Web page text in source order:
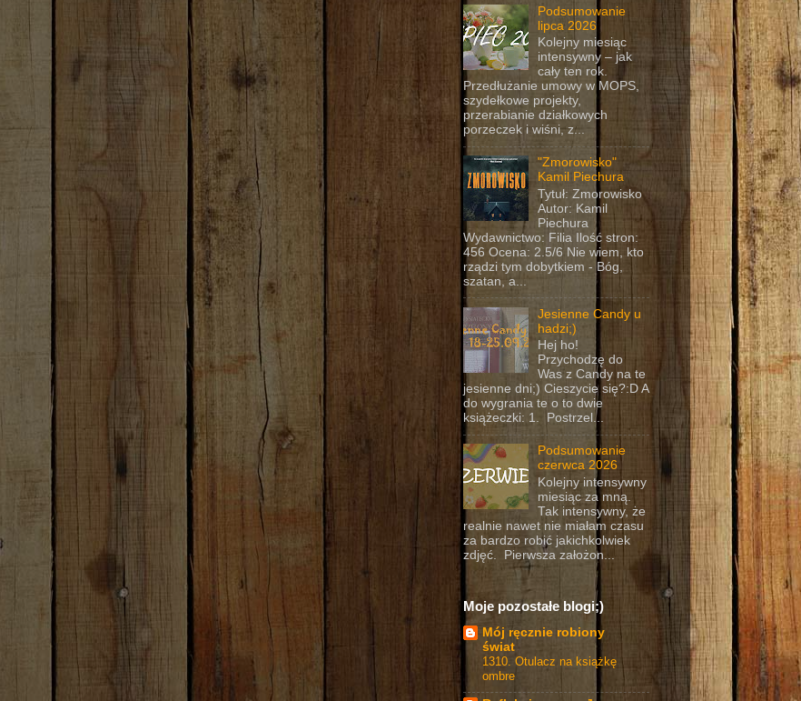
Podsumowanie
lipca 2026
Kolejny miesiąc
intensywny – jak
cały ten rok.
Przedłużanie umowy w MOPS,
szydełkowe projekty,
przerabianie działkowych
porzeczek i wiśni, z...
"Zmorowisko"
Kamil Piechura
Tytuł: Zmorowisko
Autor: Kamil
Piechura
Wydawnictwo: Filia Ilość stron:
456 Ocena: 2.5/6 Nie wiem, kto
rządzi tym dobytkiem - Bóg,
szatan, a...
Jesienne Candy u
hadzi;)
Hej ho!
Przychodzę do
Was z Candy na te
jesienne dni;) Cieszycie się?:D A
do wygrania te o to dwie
książeczki: 1. Postrzel...
Podsumowanie
czerwca 2026
Kolejny intensywny
miesiąc za mną.
Tak intensywny, że
realnie nawet nie miałam czasu
za bardzo robić jakichkolwiek
zdjęć. Pierwsza założon...
Moje pozostałe blogi;)
Mój ręcznie robiony
świat
1310. Otulacz na książkę
ombre